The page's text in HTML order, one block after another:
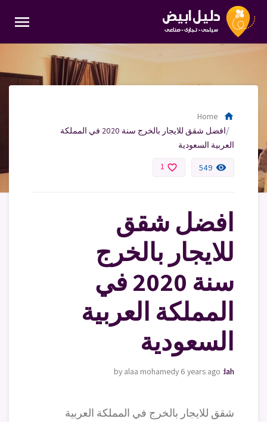
menu
home
Home
افضل شقق للايجار بالخرج سنة 2020 في المملكة
العربية السعودية
remove_red_eye
549
favorite_border
1
افضل شقق
للايجار بالخرج
سنة 2020 في
المملكة العربية
السعودية
moving-furniture-jeddah
by alaa mohamedy 6 years ago
شقق للايجار بالخرج في المملكة العربية